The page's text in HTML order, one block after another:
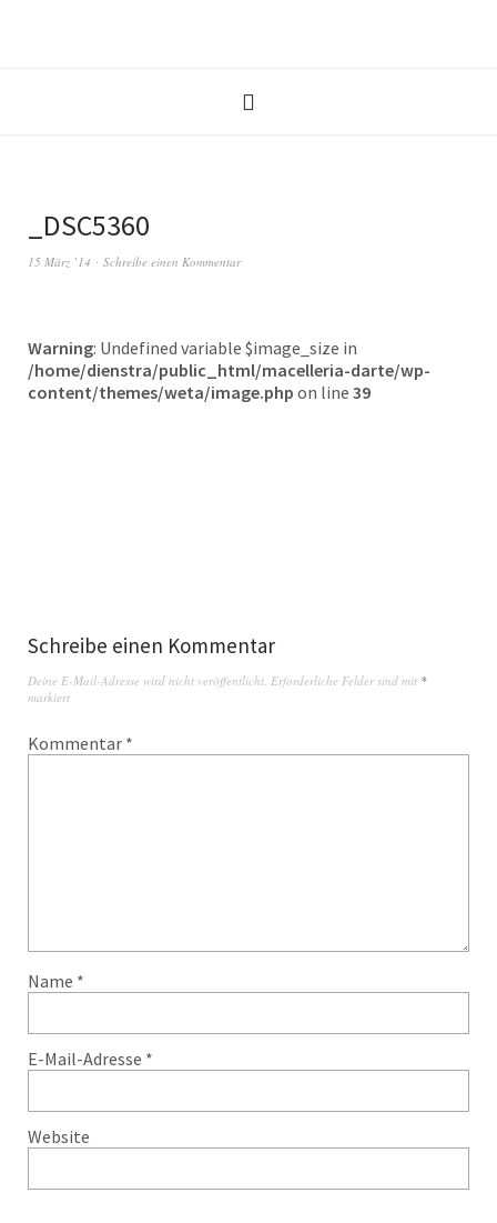
_DSC5360
15 März ’14 Schreibe einen Kommentar
Warning: Undefined variable $image_size in
/home/dienstra/public_html/macelleria-darte/wp-
content/themes/weta/image.php on line 39
Schreibe einen Kommentar
Deine E-Mail-Adresse wird nicht veröffentlicht. Erforderliche Felder sind mit *
markiert
Kommentar *
Name *
E-Mail-Adresse *
Website